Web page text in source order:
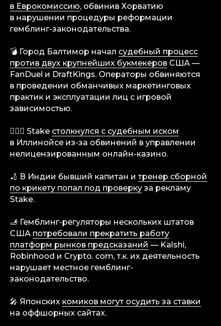
в Еврокомиссию, обвинив Хорватию
в нарушении процедуры реформации
гемблинг-законодательства.
💣 Город Балтимор начал судебный процесс
против двух крупнейших букмекеров США —
FanDuel и DraftKings. Операторы обвиняются
в проведении обманчивых маркетинговых
практик и эксплуатации лиц с игровой
зависимостью.
👨🏼‍⚖️ Stake столкнулся с судебным иском
в Иллинойсе из-за обвинений в управлении
нелицензированным онлайн-казино.
🏏 В Индии бывший капитан итренер сборной
по крикету попал под проверку за рекламу
Stake.
🫸 Гемблинг-регуляторы нескольких штатов
США потребовали прекратить работу
платформ рынков предсказаний — Kalshi,
Robinhood и Crypto. cоm, т.к. их деятельность
нарушает местное гемблинг-
законодательство.
🎤 Японских комиков могут осудить за ставки
на оффшорных сайтах.
info@igaming-solutions.io
iGS — ваш ориентир в индустрии
гемблинга и беттинга. Мы можем быть